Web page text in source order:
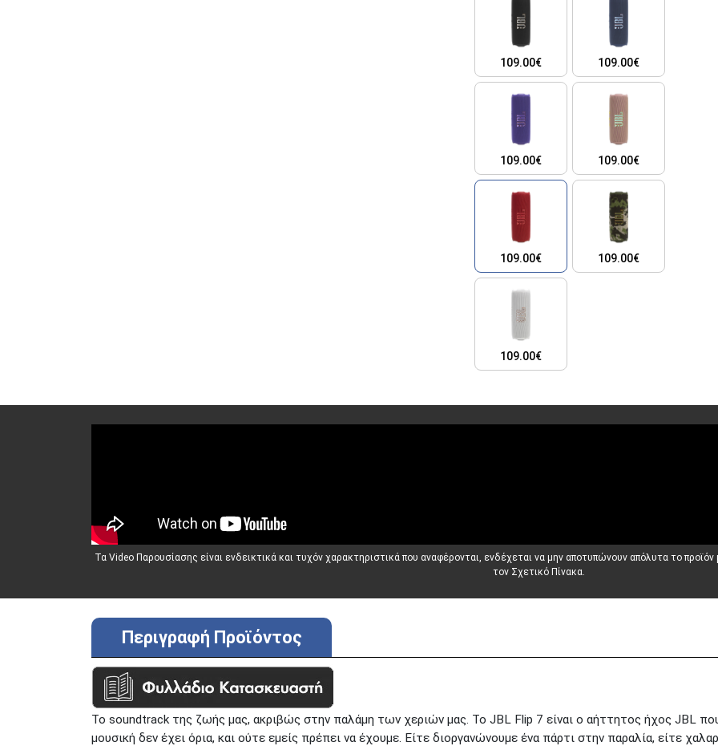
109.00€ 109.00€
109.00€ 109.00€
109.00€ 109.00€
109.00€
Τα Video Παρουσίασης είναι ενδεικτικά και τυχόν χαρακτηριστικά που αναφέρονται, ενδέχεται να μην αποτυπώνουν απόλυτα το
τον Σχετικό Πίνακα.
Περιγραφή Προϊόντος
Το soundtrack της ζωής μας, ακριβώς στην παλάμη των χεριών μας. Το JBL Flip 7 είναι ο αήττητος ήχος JBL
μουσική δεν έχει όρια, και ούτε εμείς πρέπει να έχουμε. Είτε διοργανώνουμε ένα πάρτι στην παραλία, είτε